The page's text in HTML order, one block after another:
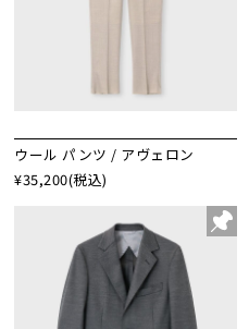
ウール パンツ / アヴェロン
¥35,200(税込)